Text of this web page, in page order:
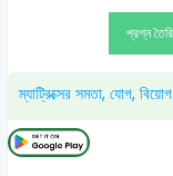
প্রশ্ন
ম্যাট্রিক্সের সমতা, যোগ,